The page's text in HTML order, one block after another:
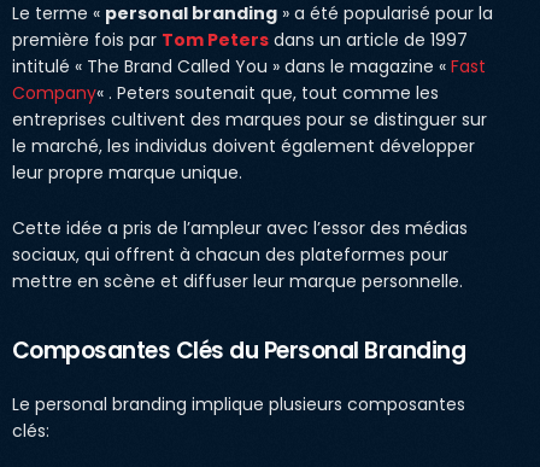
Le terme « personal branding » a été popularisé pour la
première fois par Tom Peters dans un article de 1997
intitulé « The Brand Called You » dans le magazine « Fast
Company« . Peters soutenait que, tout comme les
entreprises cultivent des marques pour se distinguer sur
le marché, les individus doivent également développer
leur propre marque unique.
Cette idée a pris de l’ampleur avec l’essor des médias
sociaux, qui offrent à chacun des plateformes pour
mettre en scène et diffuser leur marque personnelle.
Composantes Clés du Personal Branding
Le personal branding implique plusieurs composantes
clés: